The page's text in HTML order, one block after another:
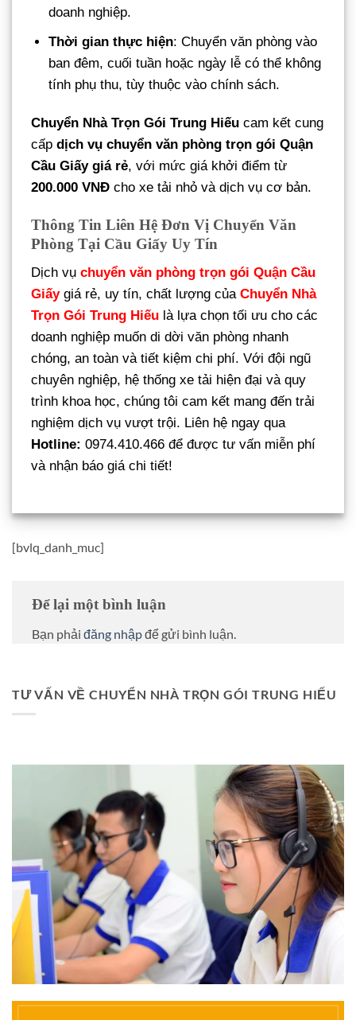
doanh nghiệp.
Thời gian thực hiện: Chuyển văn phòng vào
ban đêm, cuối tuần hoặc ngày lễ có thể không
tính phụ thu, tùy thuộc vào chính sách.
Chuyển Nhà Trọn Gói Trung Hiếu cam kết cung
cấp dịch vụ chuyển văn phòng trọn gói Quận
Cầu Giấy giá rẻ, với mức giá khởi điểm từ
200.000 VNĐ cho xe tải nhỏ và dịch vụ cơ bản.
Thông Tin Liên Hệ Đơn Vị Chuyển Văn
Phòng Tại Cầu Giấy Uy Tín
Dịch vụ chuyển văn phòng trọn gói Quận Cầu
Giấygiá rẻ, uy tín, chất lượng của Chuyển Nhà
Trọn Gói Trung Hiếu là lựa chọn tối ưu cho các
doanh nghiệp muốn di dời văn phòng nhanh
chóng, an toàn và tiết kiệm chi phí. Với đội ngũ
chuyên nghiệp, hệ thống xe tải hiện đại và quy
trình khoa học, chúng tôi cam kết mang đến trải
nghiệm dịch vụ vượt trội. Liên hệ ngay qua
Hotline: 0974.410.466 để được tư vấn miễn phí
và nhận báo giá chi tiết!
[bvlq_danh_muc]
Để lại một bình luận
Bạn phải đăng nhậpđể gửi bình luận.
TƯ VẤN VỀ CHUYỂN NHÀ TRỌN GÓI TRUNG HIẾU